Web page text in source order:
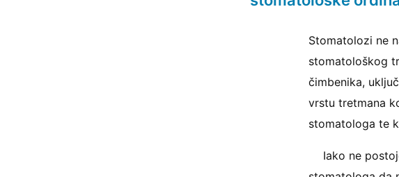
Stomatolozi ne
stomatološkog
čimbenika,
vrstu tretmana
stomatologa te
Iako ne